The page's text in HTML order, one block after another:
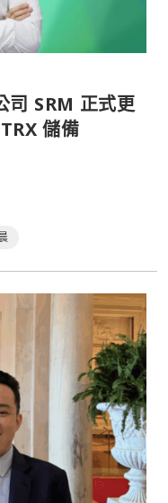
司 SRM 正式更
儲備